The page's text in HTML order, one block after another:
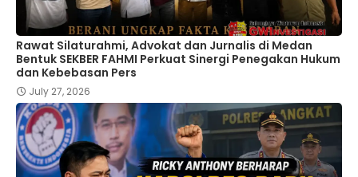
Rawat Silaturahmi, Advokat dan Jurnalis di Medan
Bentuk SEKBER FAHMI Perkuat Sinergi Penegakan Hukum
dan Kebebasan Pers
July 27, 2026